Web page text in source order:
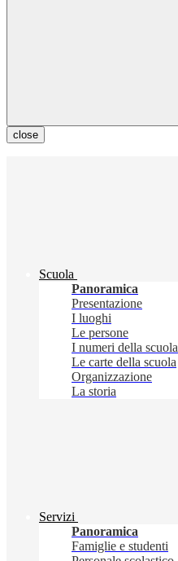
close
Scuola
Panoramica
Presentazione
I luoghi
Le persone
I numeri della scuola
Le carte della scuola
Organizzazione
La storia
Servizi
Panoramica
Famiglie e studenti